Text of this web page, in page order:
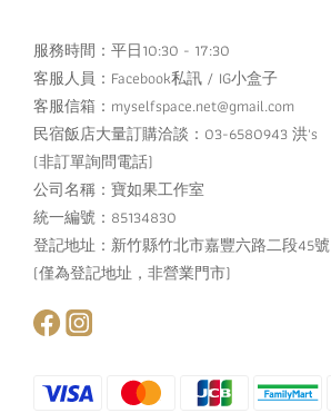
服務時間：平日10:30 - 17:30
客服人員： Facebook私訊 / IG小盒子
客服信箱：myselfspace.net@gmail.com
民宿飯店大量訂購洽談：03-6580943 洪's
(非訂單詢問電話)
公司名稱：寶如果工作室
統一編號：85134830
登記地址：新竹縣竹北市嘉豐六路二段45號
(僅為登記地址，非營業門市)